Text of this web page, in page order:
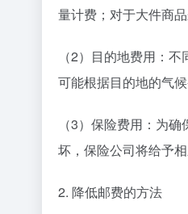
量计费；对于大件商
（2）目的地费用：
可能根据目的地的气
（3）保险费用：为
坏，保险公司将给予相
2. 降低邮费的方法